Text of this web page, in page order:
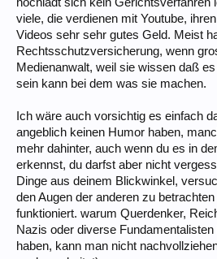
viele, die verdienen mit Youtube,
Videos sehr sehr gutes Geld. Meist
Rechtsschutzversicherung, wenn
Medienanwalt, weil sie wissen daß
sein kann bei dem was sie machen.
Ich wäre auch vorsichtig es einfach
angeblich keinen Humor haben,
mehr dahinter, auch wenn du es in
erkennst, du darfst aber nicht
Dinge aus deinem Blickwinkel,
den Augen der anderen zu
funktioniert. warum Querdenker,
Nazis oder diverse
haben, kann man nicht